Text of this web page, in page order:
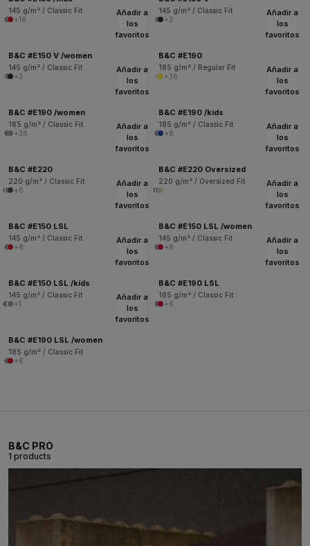
145 g/m² / Classic Fit
+16
145 g/m² / Classic Fit
+3
Añadir a
los
favoritos
B&C #E150 V /women
145 g/m² / Classic Fit
+3
Añadir a
los
favoritos
B&C #E190
185 g/m² / Regular Fit
+36
Añadir a
los
favoritos
B&C #E190 /women
185 g/m² / Classic Fit
+36
Añadir a
los
favoritos
B&C #E190 /kids
185 g/m² / Classic Fit
+8
Añadir a
los
favoritos
B&C #E220
220 g/m² / Classic Fit
+6
Añadir a
los
favoritos
B&C #E220 Oversized
220 g/m² / Oversized Fit
Añadir a
los
favoritos
B&C #E150 LSL
145 g/m² / Classic Fit
+8
Añadir a
los
favoritos
B&C #E150 LSL /women
145 g/m² / Classic Fit
+8
Añadir a
los
favoritos
B&C #E150 LSL /kids
145 g/m² / Classic Fit
+1
Añadir a
los
favoritos
B&C #E190 LSL
185 g/m² / Classic Fit
+6
Añadir a
los
favoritos
B&C #E190 LSL /women
185 g/m² / Classic Fit
+6
B&C PRO
1 products